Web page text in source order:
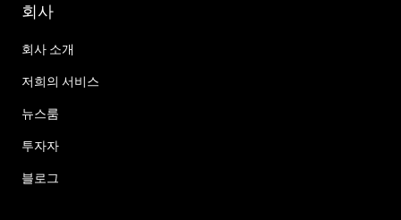
회사
회사 소개
저희의 서비스
뉴스룸
투자자
블로그